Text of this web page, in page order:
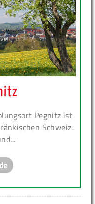
Pegnitz ist
Schweiz.